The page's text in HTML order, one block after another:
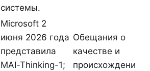
системы.
Microsoft 2
июня 2026 года
представила
MAI-Thinking-1;
Обещания о
качестве и
происхождени